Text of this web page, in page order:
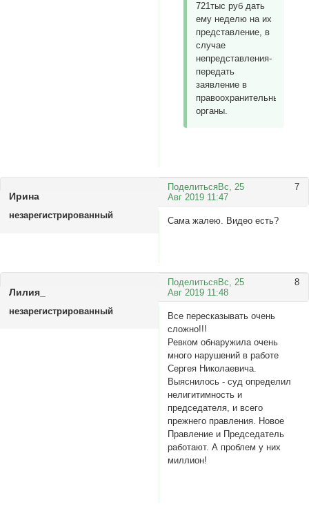
721тыс руб дать
ему неделю на их
представление, в
случае
непредставления-
передать
заявление в
правоохранительные
органы.
Поделиться 7
Вс, 25
Авг 2019 11:47
Ирина
незарегистрированный
Сама жалею. Видео есть?
Поделиться 8
Вс, 25
Авг 2019 11:48
Лилия_
незарегистрированный
Все пересказывать очень
сложно!!!
Ревком обнаружила очень
много нарушений в работе
Сергея Николаевича.
Выяснилось - суд определил
нелигитимность и
председателя, и всего
прежнего правления. Новое
Правление и Председатель
работают. А проблем у них
миллион!